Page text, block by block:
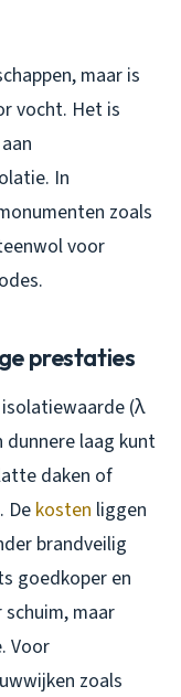
maar is
vocht. Het is
In
zoals
voor
prestaties
(λ
dunnere laag kunt
daken of
De kosten liggen
brandveilig
goedkoper en
maar
Voor
zoals